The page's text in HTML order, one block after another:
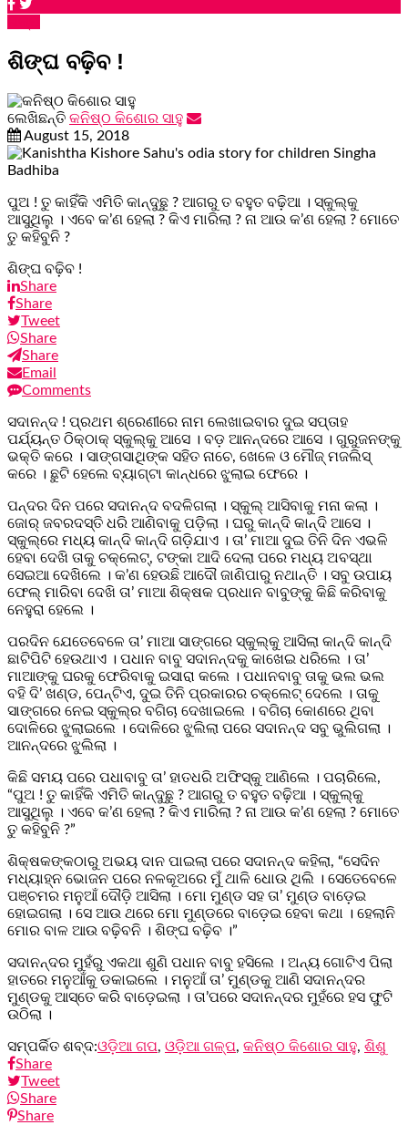
ଶିଙ୍ଘ ବଢ଼ିବ !
ଲେଖିଛନ୍ତି କନିଷ୍ଠ କିଶୋର ସାହୁ
August 15, 2018
ପୁଅ ! ତୁ କାହିଁକି ଏମିତି କାନ୍ଦୁଛୁ ? ଆଗରୁ ତ ବହୁତ ବଢ଼ିଆ । ସ୍କୁଲ୍‌କୁ
ଆସୁଥିଲୁ । ଏବେ କ’ଣ ହେଲା ? କିଏ ମାରିଲା ? ନା ଆଉ କ’ଣ ହେଲା ? ମୋତେ
ତୁ କହିବୁନି ?
ଶିଙ୍ଘ ବଢ଼ିବ !
Share
Share
Tweet
Share
Share
Email
Comments
ସଦାନନ୍ଦ ! ପ୍ରଥମ ଶ୍ରେଣୀରେ ନାମ ଲେଖାଇବାର ଦୁଇ ସପ୍ତାହ
ପର୍ଯ୍ୟନ୍ତ ଠିକ୍‌ଠାକ୍ ସ୍କୁଲ୍‌କୁ ଆସେ । ବଡ଼ ଆନନ୍ଦରେ ଆସେ । ଗୁରୁଜନଙ୍କୁ
ଭକ୍ତି କରେ । ସାଙ୍ଗସାଥିଙ୍କ ସହିତ ନାଚେ, ଖେଳେ ଓ ମୌଜ୍ ମଜଲିସ୍
କରେ । ଛୁଟି ହେଲେ ବ୍ୟାଗ୍‌ଟା କାନ୍ଧରେ ଝୁଲାଇ ଫେରେ ।
ପନ୍ଦର ଦିନ ପରେ ସଦାନନ୍ଦ ବଦଳିଗଲା । ସ୍କୁଲ୍ ଆସିବାକୁ ମନା କଲା ।
ଜୋର୍ ଜବରଦସ୍ତି ଧରି ଆଣିବାକୁ ପଡ଼ିଲା । ଘରୁ କାନ୍ଦି କାନ୍ଦି ଆସେ ।
ସ୍କୁଲ୍‌ରେ ମଧ୍ୟ କାନ୍ଦି କାନ୍ଦି ଗଡ଼ିଯାଏ । ତା’ ମାଆ ଦୁଇ ତିନି ଦିନ ଏଭଳି
ହେବା ଦେଖି ତାକୁ ଚକ୍‌ଲେଟ୍, ଟଙ୍କା ଆଦି ଦେଲା ପରେ ମଧ୍ୟ ଅବସ୍ଥା
ସେଇଆ ଦେଖିଲେ । କ’ଣ ହେଉଛି ଆଦୌ ଜାଣିପାରୁ ନଥାନ୍ତି । ସବୁ ଉପାୟ
ଫେଲ୍ ମାରିବା ଦେଖି ତା’ ମାଆ ଶିକ୍ଷକ ପ୍ରଧାନ ବାବୁଙ୍କୁ କିଛି କରିବାକୁ
ନେହୁରା ହେଲେ ।
ପରଦିନ ଯେତେବେଳେ ତା’ ମାଆ ସାଙ୍ଗରେ ସ୍କୁଲ୍‌କୁ ଆସିଲା କାନ୍ଦି କାନ୍ଦି
ଛାଟିପିଟି ହେଉଥାଏ । ପଧାନ ବାବୁ ସଦାନନ୍ଦକୁ କାଖେଇ ଧରିଲେ । ତା’
ମାଆଙ୍କୁ ଘରକୁ ଫେରିବାକୁ ଇସାରା କଲେ । ପଧାନବାବୁ ତାକୁ ଭଲ ଭଲ
ବହି ଦି’ ଖଣ୍ଡ, ପେନ୍‌ଟିଏ, ଦୁଇ ତିନି ପ୍ରକାରର ଚକ୍‌ଲେଟ୍ ଦେଲେ । ତାକୁ
ସାଙ୍ଗରେ ନେଇ ସ୍କୁଲ୍‌ର ବଗିଚା ଦେଖାଇଲେ । ବଗିଚା କୋଣରେ ଥିବା
ଦୋଳିରେ ଝୁଲାଇଲେ । ଦୋଳିରେ ଝୁଲିଲା ପରେ ସଦାନନ୍ଦ ସବୁ ଭୁଲିଗଲା ।
ଆନନ୍ଦରେ ଝୁଲିଲା ।
କିଛି ସମୟ ପରେ ପଧାବାବୁ ତା’ ହାତଧରି ଅଫିସ୍‌କୁ ଆଣିଲେ । ପଚାରିଲେ,
“ପୁଅ ! ତୁ କାହିଁକି ଏମିତି କାନ୍ଦୁଛୁ ? ଆଗରୁ ତ ବହୁତ ବଢ଼ିଆ । ସ୍କୁଲ୍‌କୁ
ଆସୁଥିଲୁ । ଏବେ କ’ଣ ହେଲା ? କିଏ ମାରିଲା ? ନା ଆଉ କ’ଣ ହେଲା ? ମୋତେ
ତୁ କହିବୁନି ?”
ଶିକ୍ଷକଙ୍କଠାରୁ ଅଭୟ ଦାନ ପାଇଲା ପରେ ସଦାନନ୍ଦ କହିଲା, “ସେଦିନ
ମଧ୍ୟାହ୍ନ ଭୋଜନ ପରେ ନଳକୂଅରେ ମୁଁ ଥାଳି ଧୋଉ ଥିଲି । ସେତେବେଳେ
ପଞ୍ଚମର ମନୁଆଁ ଦୌଡ଼ି ଆସିଲା । ମୋ ମୁଣ୍ଡ ସହ ତା’ ମୁଣ୍ଡ ବାଡ଼େଇ
ହୋଇଗଲା । ସେ ଆଉ ଥରେ ମୋ ମୁଣ୍ଡରେ ବାଡ଼େଇ ହେବା କଥା । ହେଲାନି
ମୋର ବାଳ ଆଉ ବଢ଼ିବନି । ଶିଙ୍ଘ ବଢ଼ିବ ।”
ସଦାନନ୍ଦର ମୁହଁରୁ ଏକଥା ଶୁଣି ପଧାନ ବାବୁ ହସିଲେ । ଅନ୍ୟ ଗୋଟିଏ ପିଲା
ହାତରେ ମନୁଆଁକୁ ଡକାଇଲେ । ମନୁଆଁ ତା’ ମୁଣ୍ଡକୁ ଆଣି ସଦାନନ୍ଦର
ମୁଣ୍ଡକୁ ଆସ୍ତେ କରି ବାଡ଼େଇଲା । ତା’ପରେ ସଦାନନ୍ଦର ମୁହଁରେ ହସ ଫୁଟି
ଉଠିଲା ।
ସମ୍ପର୍କିତ ଶବ୍ଦ:ଓଡ଼ିଆ ଗପ, ଓଡ଼ିଆ ଗଳ୍ପ, କନିଷ୍ଠ କିଶୋର ସାହୁ, ଶିଶୁ
Share
Tweet
Share
Share